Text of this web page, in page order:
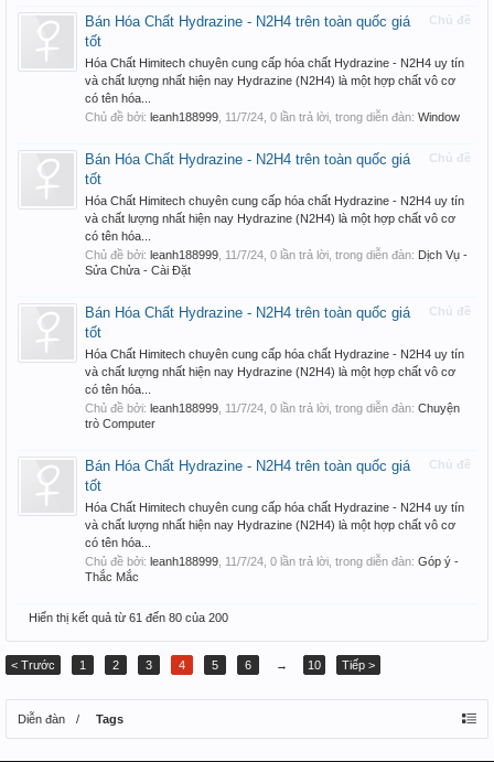
Chủ đề
Bán Hóa Chất Hydrazine - N2H4 trên toàn quốc giá
tốt
Hóa Chất Himitech chuyên cung cấp hóa chất Hydrazine - N2H4 uy tín
và chất lượng nhất hiện nay Hydrazine (N2H4) là một hợp chất vô cơ
có tên hóa...
Chủ đề bởi: leanh188999 11/7/24 , 0 lần trả lời, trong diễn đàn: Window
Chủ đề
Bán Hóa Chất Hydrazine - N2H4 trên toàn quốc giá
tốt
Hóa Chất Himitech chuyên cung cấp hóa chất Hydrazine - N2H4 uy tín
và chất lượng nhất hiện nay Hydrazine (N2H4) là một hợp chất vô cơ
có tên hóa...
Chủ đề bởi: leanh188999 11/7/24 , 0 lần trả lời, trong diễn đàn: Dịch Vụ -
Sửa Chửa - Cài Đặt
Chủ đề
Bán Hóa Chất Hydrazine - N2H4 trên toàn quốc giá
tốt
Hóa Chất Himitech chuyên cung cấp hóa chất Hydrazine - N2H4 uy tín
và chất lượng nhất hiện nay Hydrazine (N2H4) là một hợp chất vô cơ
có tên hóa...
Chủ đề bởi: leanh188999 11/7/24 , 0 lần trả lời, trong diễn đàn: Chuyện
trò Computer
Chủ đề
Bán Hóa Chất Hydrazine - N2H4 trên toàn quốc giá
tốt
Hóa Chất Himitech chuyên cung cấp hóa chất Hydrazine - N2H4 uy tín
và chất lượng nhất hiện nay Hydrazine (N2H4) là một hợp chất vô cơ
có tên hóa...
Chủ đề bởi: leanh188999 11/7/24 , 0 lần trả lời, trong diễn đàn: Góp ý -
Thắc Mắc
Hiển thị kết quả từ 61 đến 80 của 200
< Trước 1 2 3 4 5 6 → 10 Tiếp >
Diễn đàn Tags